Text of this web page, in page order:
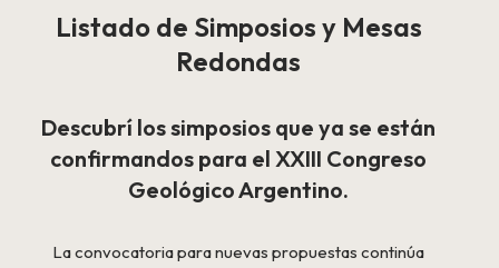
Listado de Simposios y Mesas
Redondas
Descubrí los simposios que ya se están
confirmandos para el XXIII Congreso
Geológico Argentino.
La convocatoria para nuevas propuestas continúa